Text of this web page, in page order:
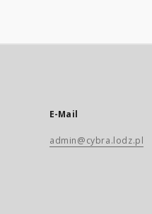
E-Mail
admin@cybra.lodz.pl